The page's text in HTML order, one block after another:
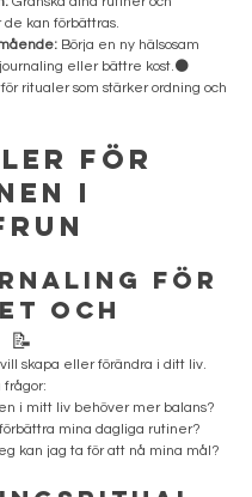
kan förbättras.
Börja en ny hälsosam
eller bättre kost.🌑
ritualer som stärker ordning och
för
i
för
och
📝
skapa eller förändra i ditt liv.
frågor:
i mitt liv behöver mer balans?
mina dagliga rutiner?
kan jag ta för att nå mina mål?